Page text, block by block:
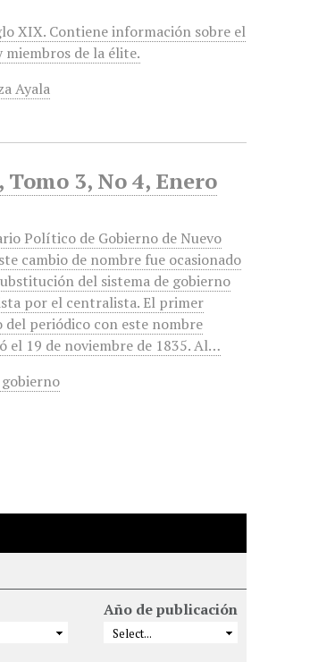
XIX. Contiene información sobre el
de la élite.
Ayala
3, No 4, Enero
Político de Gobierno de Nuevo
cambio de nombre fue ocasionado
del sistema de gobierno
por el centralista. El primer
del periódico con este nombre
el 19 de noviembre de 1835. Al…
Año de publicación